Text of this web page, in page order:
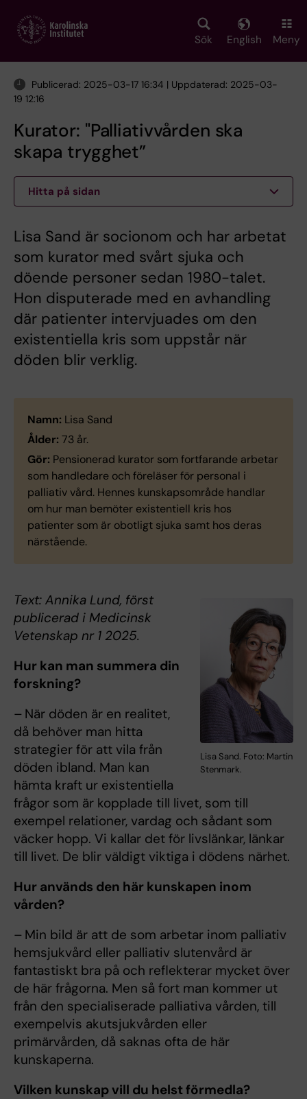
main
Sök English Meny
Publicerad: 2025-03-17 16:34 | Uppdaterad: 2025-03-
19 12:16
Kurator: "Palliativvården ska
skapa trygghet”
Hitta på sidan
Lisa Sand är socionom och har arbetat
som kurator med svårt sjuka och
döende personer sedan 1980-talet.
Hon disputerade med en avhandling
där patienter intervjuades om den
existentiella kris som uppstår när
döden blir verklig.
Namn: Lisa Sand
Ålder: 73 år.
Gör: Pensionerad kurator som fortfarande arbetar
som handledare och föreläser för personal i
palliativ vård. Hennes kunskapsområde handlar
om hur man bemöter existentiell kris hos
patienter som är obotligt sjuka samt hos deras
närstående.
Lisa Sand. Foto: Martin
Stenmark.
Text: Annika Lund, först
publicerad i Medicinsk
Vetenskap nr 1 2025.
Hur kan man summera din
forskning?
– När döden är en realitet,
då behöver man hitta
strategier för att vila från
döden ibland. Man kan
hämta kraft ur existentiella
frågor som är kopplade till livet, som till
exempel relationer, vardag och sådant som
väcker hopp. Vi kallar det för livslänkar, länkar
till livet. De blir väldigt viktiga i dödens närhet.
Hur används den här kunskapen inom
vården?
– Min bild är att de som arbetar inom palliativ
hemsjukvård eller palliativ slutenvård är
fantastiskt bra på och reflekterar mycket över
de här frågorna. Men så fort man kommer ut
från den specialiserade palliativa vården, till
exempelvis akutsjukvården eller
primärvården, då saknas ofta de här
kunskaperna.
Vilken kunskap vill du helst förmedla?